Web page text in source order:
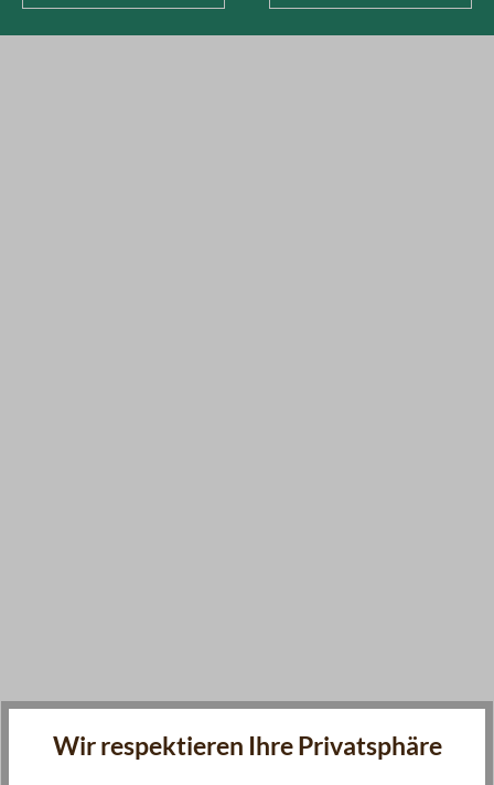
Wir respektieren Ihre Privatsphäre